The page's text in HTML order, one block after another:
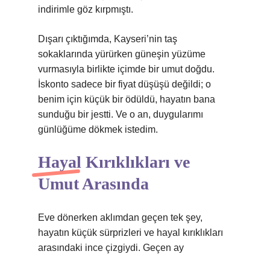
indirimle göz kırpmıştı.
Dışarı çıktığımda, Kayseri’nin taş
sokaklarında yürürken güneşin yüzüme
vurmasıyla birlikte içimde bir umut doğdu.
İskonto sadece bir fiyat düşüşü değildi; o
benim için küçük bir ödüldü, hayatın bana
sunduğu bir jestti. Ve o an, duygularımı
günlüğüme dökmek istedim.
Hayal Kırıklıkları ve
Umut Arasında
Eve dönerken aklımdan geçen tek şey,
hayatın küçük sürprizleri ve hayal kırıklıkları
arasındaki ince çizgiydi. Geçen ay